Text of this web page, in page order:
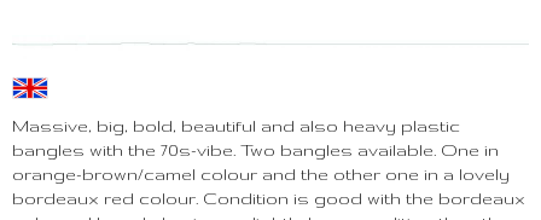
Massive, big, bold, beautiful and also heavy plastic
bangles with the 70s-vibe. Two bangles available. One in
orange-brown/camel colour and the other one in a lovely
bordeaux red colour. Condition is good with the bordeaux